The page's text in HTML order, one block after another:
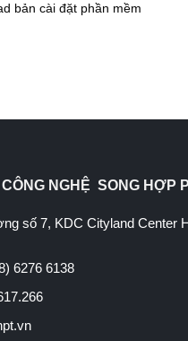
bản cài đặt phần mềm
NGHỆ SONG HỢP
số 7, KDC Cityland Center
6276 6138